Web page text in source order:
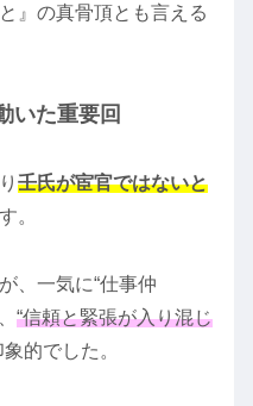
』の真骨頂とも言える
いた重要回
壬氏が宦官ではないと
。
、一気に“仕事仲
“信頼と緊張が入り混じ
的でした。